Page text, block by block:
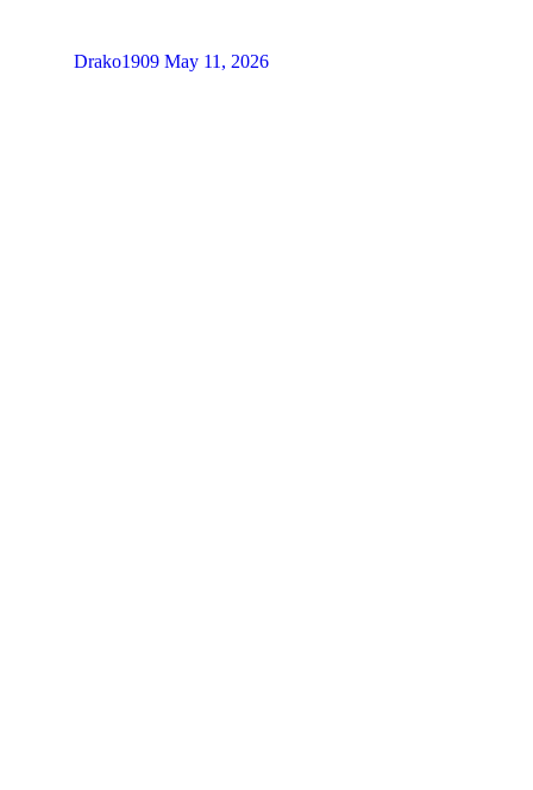
Drako1909 May 11, 2026